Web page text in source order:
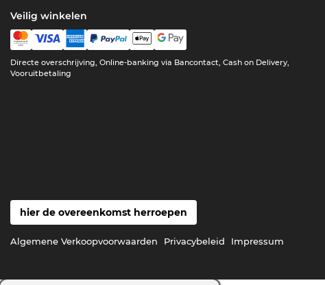
Veilig winkelen
Directe overschrijving, Online-banking via Bancontact, Cash on Delivery,
Vooruitbetaling
hier de overeenkomst herroepen
Algemene Verkoopvoorwaarden Privacybeleid Impressum